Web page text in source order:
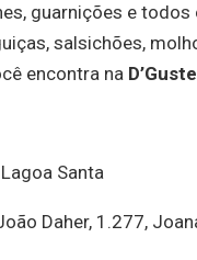
guarnições e
salsichões,
encontra na
Santa
Daher, 1.277,